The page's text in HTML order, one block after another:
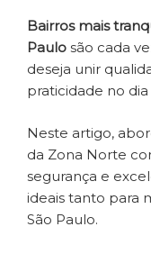
Bairros mais
Paulo são cada
deseja unir
praticidade no dia
Neste artigo,
da Zona Norte
segurança e
ideais tanto para
São Paulo.